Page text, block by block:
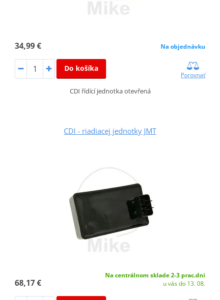
34,99 € Na objednávku
Do košíka
Porovnať
CDI řídící jednotka otevřená
CDI - riadiacej jednotky JMT
68,17 €
Na centrálnom sklade 2-3 prac.dni
u vás do 13. 08.